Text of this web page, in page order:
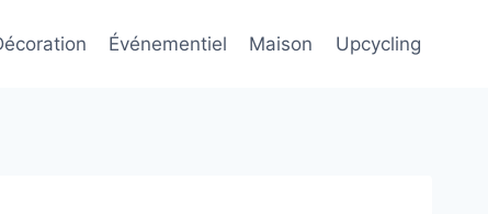
Événementiel Maison Upcycling